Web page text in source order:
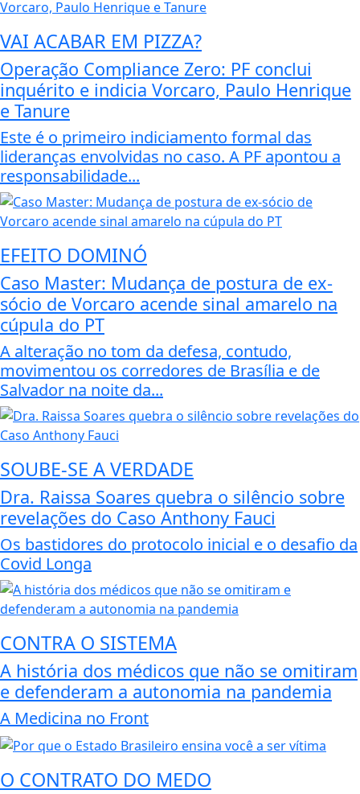
VAI ACABAR EM PIZZA?
Operação Compliance Zero: PF conclui
inquérito e indicia Vorcaro, Paulo Henrique
e Tanure
Este é o primeiro indiciamento formal das
lideranças envolvidas no caso. A PF apontou a
responsabilidade...
EFEITO DOMINÓ
Caso Master: Mudança de postura de ex-
sócio de Vorcaro acende sinal amarelo na
cúpula do PT
A alteração no tom da defesa, contudo,
movimentou os corredores de Brasília e de
Salvador na noite da...
SOUBE-SE A VERDADE
Dra. Raissa Soares quebra o silêncio sobre
revelações do Caso Anthony Fauci
Os bastidores do protocolo inicial e o desafio da
Covid Longa
CONTRA O SISTEMA
A história dos médicos que não se omitiram
e defenderam a autonomia na pandemia
A Medicina no Front
O CONTRATO DO MEDO